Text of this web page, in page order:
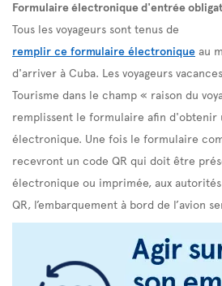
Formulaire électronique d'entrée
Tous les voyageurs sont tenus de
remplir ce formulaire électronique au
d'arriver à Cuba. Les voyageurs
Tourisme dans le champ « raison du
remplissent le formulaire afin d'obtenir
électronique. Une fois le formulaire
recevront un code QR qui doit être
électronique ou imprimée, aux autorités
QR, l’embarquement à bord de l’avion